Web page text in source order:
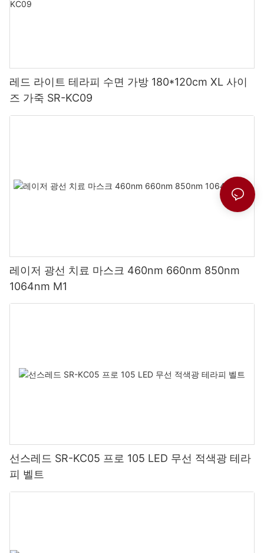
레드 라이트 테라피 수면 가방 180*120cm XL 사이
즈 가죽 SR-KC09
레이저 광선 치료 마스크 460nm 660nm 850nm
1064nm M1
선스레드 SR-KC05 프로 105 LED 무선 적색광 테라
피 벨트